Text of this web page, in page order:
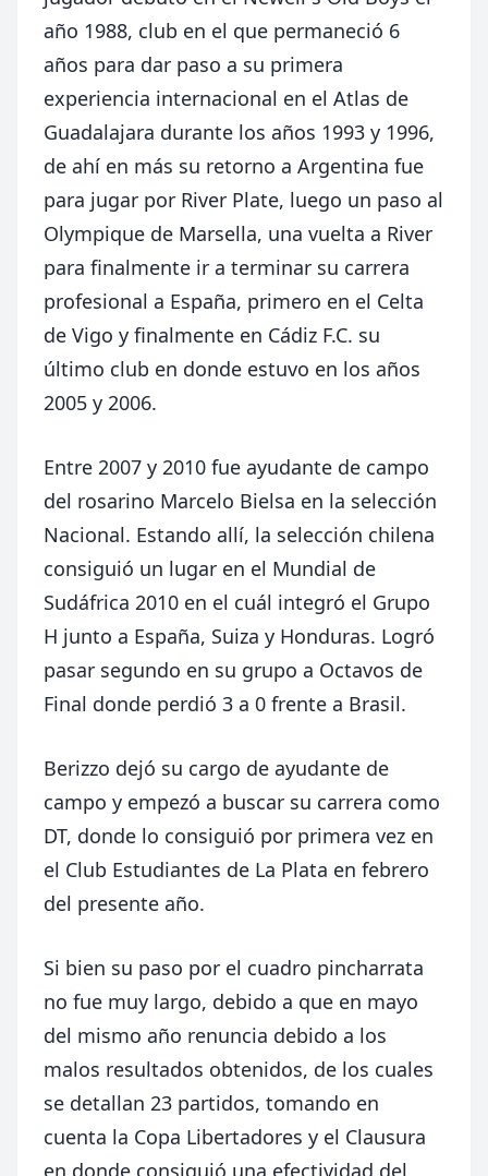
año 1988, club en el que permaneció 6
años para dar paso a su primera
experiencia internacional en el Atlas de
Guadalajara durante los años 1993 y 1996,
de ahí en más su retorno a Argentina fue
para jugar por River Plate, luego un paso al
Olympique de Marsella, una vuelta a River
para finalmente ir a terminar su carrera
profesional a España, primero en el Celta
de Vigo y finalmente en Cádiz F.C. su
último club en donde estuvo en los años
2005 y 2006.
Entre 2007 y 2010 fue ayudante de campo
del rosarino Marcelo Bielsa en la selección
Nacional. Estando allí, la selección chilena
consiguió un lugar en el Mundial de
Sudáfrica 2010 en el cuál integró el Grupo
H junto a España, Suiza y Honduras. Logró
pasar segundo en su grupo a Octavos de
Final donde perdió 3 a 0 frente a Brasil.
Berizzo dejó su cargo de ayudante de
campo y empezó a buscar su carrera como
DT, donde lo consiguió por primera vez en
el Club Estudiantes de La Plata en febrero
del presente año.
Si bien su paso por el cuadro pincharrata
no fue muy largo, debido a que en mayo
del mismo año renuncia debido a los
malos resultados obtenidos, de los cuales
se detallan 23 partidos, tomando en
cuenta la Copa Libertadores y el Clausura
en donde consiguió una efectividad del